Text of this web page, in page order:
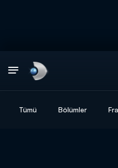
Tümü Bölümler